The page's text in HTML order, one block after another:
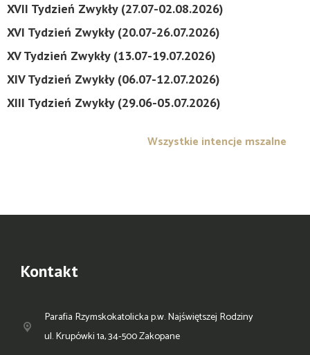
XVII Tydzień Zwykły (27.07-02.08.2026)
XVI Tydzień Zwykły (20.07-26.07.2026)
XV Tydzień Zwykły (13.07-19.07.2026)
XIV Tydzień Zwykły (06.07-12.07.2026)
XIII Tydzień Zwykły (29.06-05.07.2026)
Wszystkie intencje mszalne
Kontakt
Parafia Rzymskokatolicka p.w. Najświętszej Rodziny
ul. Krupówki 1a, 34-500 Zakopane